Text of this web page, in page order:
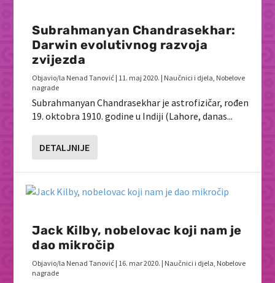
Subrahmanyan Chandrasekhar:
Darwin evolutivnog razvoja
zvijezda
Objavio/la Nenad Tanović | 11. maj 2020. | Naučnici i djela, Nobelove
nagrade
Subrahmanyan Chandrasekhar je astrofizičar, rođen
19. oktobra 1910. godine u Indiji (Lahore, danas...
DETALJNIJE
Jack Kilby, nobelovac koji nam je
dao mikročip
Objavio/la Nenad Tanović | 16. mar 2020. | Naučnici i djela, Nobelove
nagrade